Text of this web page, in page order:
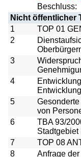
Beschluss:
Nicht öffentlicher
1
TOP 01
2
3
4
5
von
6
TBA 93/
7
TOP 08
8
Anfrage